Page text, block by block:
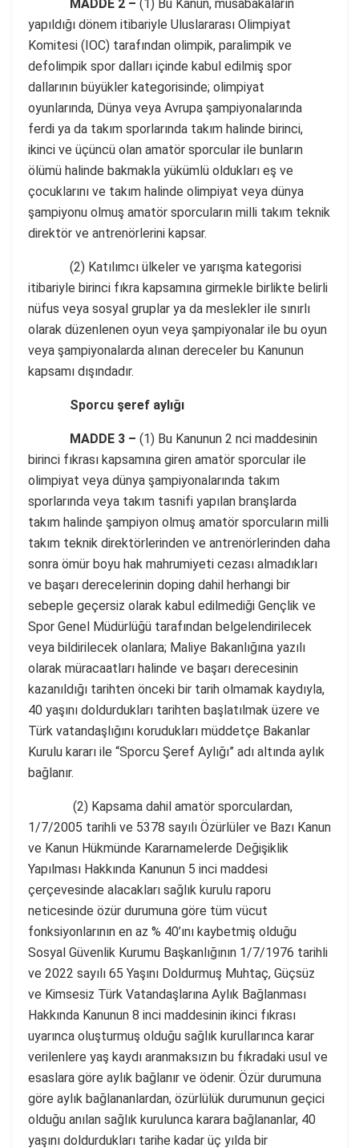
MADDE 2 – (1) Bu Kanun, müsabakaların
yapıldığı dönem itibariyle Uluslararası Olimpiyat
Komitesi (IOC) tarafından olimpik, paralimpik ve
defolimpik spor dalları içinde kabul edilmiş spor
dallarının büyükler kategorisinde; olimpiyat
oyunlarında, Dünya veya Avrupa şampiyonalarında
ferdi ya da takım sporlarında takım halinde birinci,
ikinci ve üçüncü olan amatör sporcular ile bunların
ölümü halinde bakmakla yükümlü oldukları eş ve
çocuklarını ve takım halinde olimpiyat veya dünya
şampiyonu olmuş amatör sporcuların milli takım teknik
direktör ve antrenörlerini kapsar.
(2) Katılımcı ülkeler ve yarışma kategorisi
itibariyle birinci fıkra kapsamına girmekle birlikte belirli
nüfus veya sosyal gruplar ya da meslekler ile sınırlı
olarak düzenlenen oyun veya şampiyonalar ile bu oyun
veya şampiyonalarda alınan dereceler bu Kanunun
kapsamı dışındadır.
Sporcu şeref aylığı
MADDE 3 – (1) Bu Kanunun 2 nci maddesinin
birinci fıkrası kapsamına giren amatör sporcular ile
olimpiyat veya dünya şampiyonalarında takım
sporlarında veya takım tasnifi yapılan branşlarda
takım halinde şampiyon olmuş amatör sporcuların milli
takım teknik direktörlerinden ve antrenörlerinden daha
sonra ömür boyu hak mahrumiyeti cezası almadıkları
ve başarı derecelerinin doping dahil herhangi bir
sebeple geçersiz olarak kabul edilmediği Gençlik ve
Spor Genel Müdürlüğü tarafından belgelendirilecek
veya bildirilecek olanlara; Maliye Bakanlığına yazılı
olarak müracaatları halinde ve başarı derecesinin
kazanıldığı tarihten önceki bir tarih olmamak kaydıyla,
40 yaşını doldurdukları tarihten başlatılmak üzere ve
Türk vatandaşlığını korudukları müddetçe Bakanlar
Kurulu kararı ile “Sporcu Şeref Aylığı” adı altında aylık
bağlanır.
(2) Kapsama dahil amatör sporculardan,
1/7/2005 tarihli ve 5378 sayılı Özürlüler ve Bazı Kanun
ve Kanun Hükmünde Kararnamelerde Değişiklik
Yapılması Hakkında Kanunun 5 inci maddesi
çerçevesinde alacakları sağlık kurulu raporu
neticesinde özür durumuna göre tüm vücut
fonksiyonlarının en az % 40’ını kaybetmiş olduğu
Sosyal Güvenlik Kurumu Başkanlığının 1/7/1976 tarihli
ve 2022 sayılı 65 Yaşını Doldurmuş Muhtaç, Güçsüz
ve Kimsesiz Türk Vatandaşlarına Aylık Bağlanması
Hakkında Kanunun 8 inci maddesinin ikinci fıkrası
uyarınca oluşturmuş olduğu sağlık kurullarınca karar
verilenlere yaş kaydı aranmaksızın bu fıkradaki usul ve
esaslara göre aylık bağlanır ve ödenir. Özür durumuna
göre aylık bağlananlardan, özürlülük durumunun geçici
olduğu anılan sağlık kurulunca karara bağlananlar, 40
yaşını doldurdukları tarihe kadar üç yılda bir